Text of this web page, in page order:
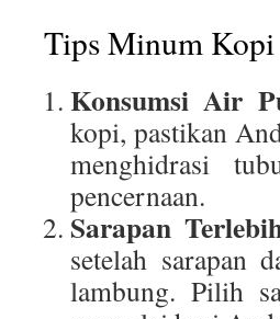
Tips Minum Kopi
Konsumsi Air
kopi, pastikan
menghidrasi
pencernaan.
Sarapan
setelah sarapan
lambung. Pilih